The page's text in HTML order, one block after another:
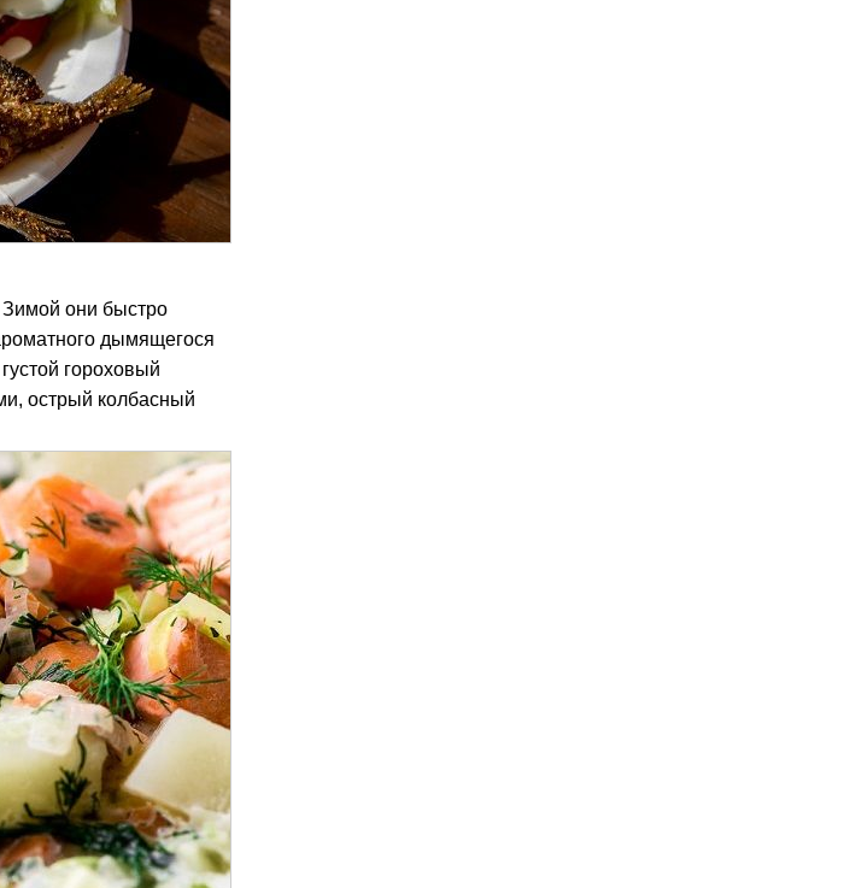
они быстро
дымящегося
гороховый
острый колбасный